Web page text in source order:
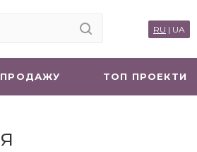
RU | UA
ПРОДАЖУ ТОП ПРОЕКТИ